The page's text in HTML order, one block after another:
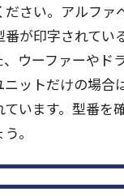
ださい。アルファ
番が印字されてい
、ウーファーやド
ニットだけの場合
ています。型番を
。